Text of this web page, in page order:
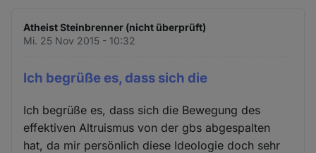
Atheist Steinbrenner (nicht überprüft)
Mi. 25 Nov 2015 - 10:32
Ich begrüße es, dass sich die
Ich begrüße es, dass sich die Bewegung des
effektiven Altruismus von der gbs abgespalten
hat, da mir persönlich diese Ideologie doch sehr